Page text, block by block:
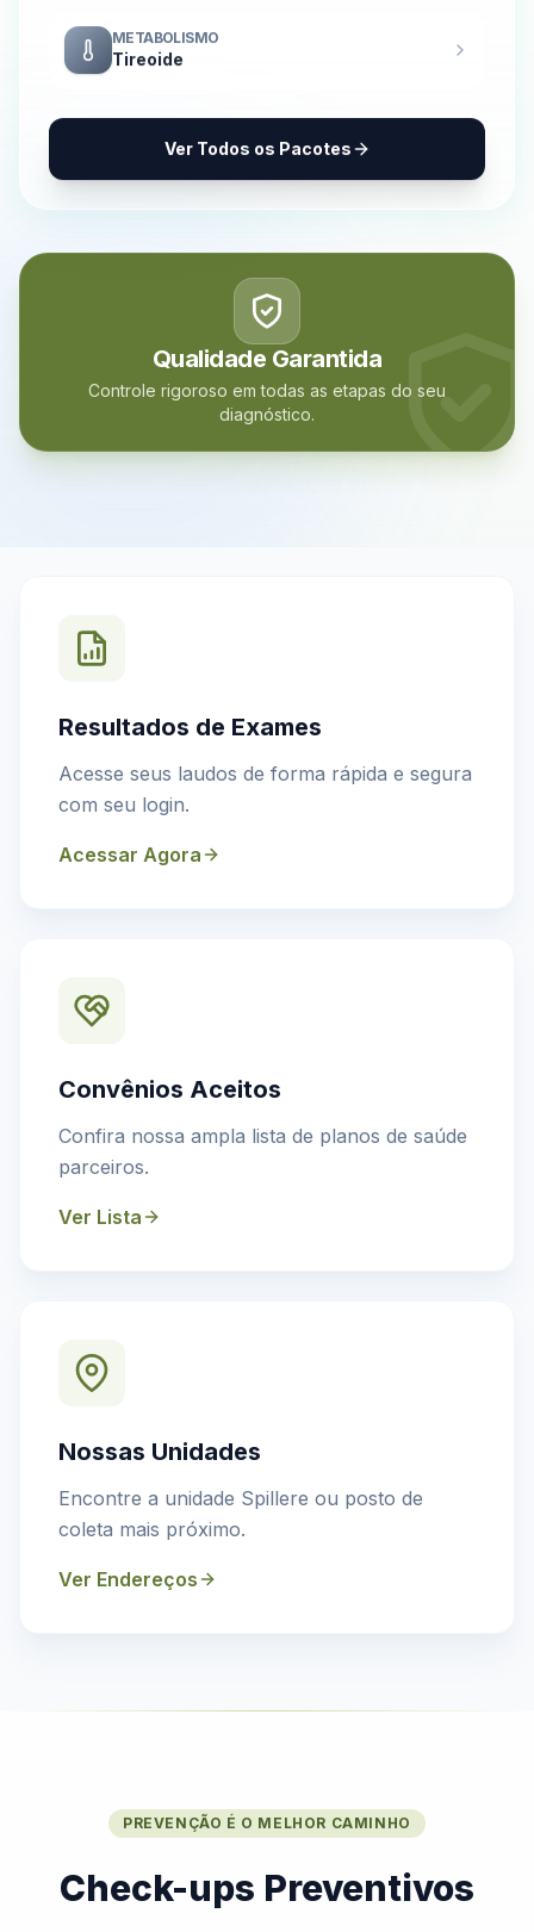
METABOLISMO
Tireoide
Ver Todos os Pacotes
Qualidade Garantida
Controle rigoroso em todas as etapas do seu
diagnóstico.
Resultados de Exames
Acesse seus laudos de forma rápida e segura
com seu login.
Acessar Agora
Convênios Aceitos
Confira nossa ampla lista de planos de saúde
parceiros.
Ver Lista
Nossas Unidades
Encontre a unidade Spillere ou posto de
coleta mais próximo.
Ver Endereços
PREVENÇÃO É O MELHOR CAMINHO
Check-ups Preventivos